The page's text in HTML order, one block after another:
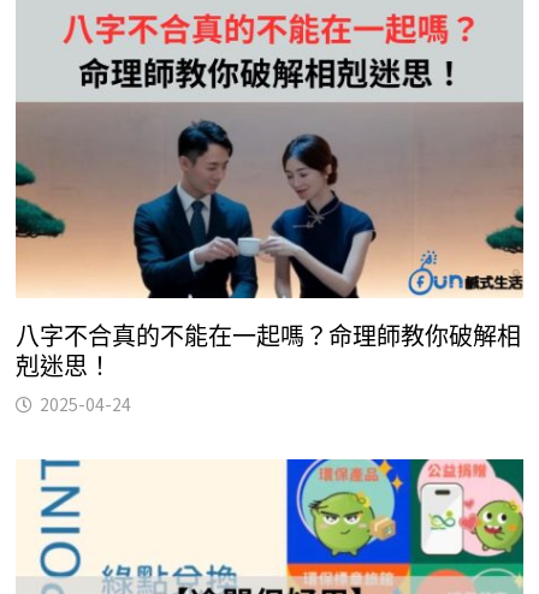
八字不合真的不能在一起嗎？命理師教你破解相
剋迷思！
2025-04-24